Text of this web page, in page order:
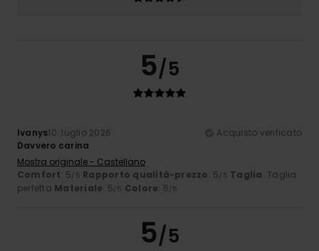
5/5
Ivanys10. luglio 2026
Acquisto verificato
Davvero carina
Mostra originale - Castellano
Comfort: 5/5 Rapporto qualità-prezzo: 5/5 Taglia: Taglia
perfetta Materiale: 5/5 Colore: 5/5
5/5